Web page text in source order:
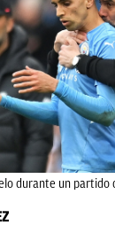
durante un partido